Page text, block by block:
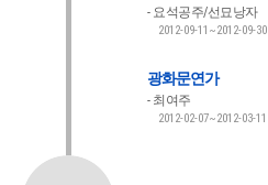
요석공주/선묘낭자
2012-09-11~2012-09-30
광화문연가
최여주
2012-02-07~2012-03-11